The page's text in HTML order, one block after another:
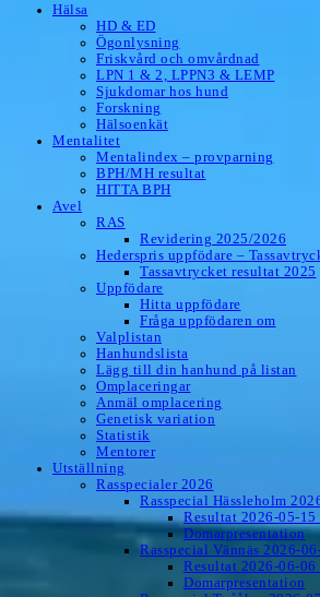
Hälsa
HD & ED
Ögonlysning
Friskvård och omvårdnad
LPN 1 & 2, LPPN3 & LEMP
Sjukdomar hos hund
Forskning
Hälsoenkät
Mentalitet
Mentalindex – provparning
BPH/MH resultat
HITTA BPH
Avel
RAS
Revidering 2025/2026
Hederspris uppfödare –
Tassavtrycket resultat 2025
Uppfödare
Hitta uppfödare
Fråga uppfödaren om
Valplistan
Hanhundslista
Lägg till din hanhund på listan
Omplaceringar
Anmäl omplacering
Genetisk variation
Statistik
Mentorer
Utställning
Rasspecialer 2026
Rasspecial Hässleholm
Resultat 2026-05-15
Domarpresentation
Rasspecial Vännäs 2026-
Resultat 2026-06-06
Domarpresentation